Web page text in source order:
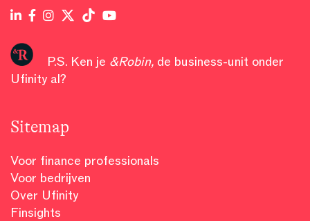
P.S. Ken je &Robin, de business-unit onder
Ufinity al?
Sitemap
Voor finance professionals
Voor bedrijven
Over Ufinity
Finsights